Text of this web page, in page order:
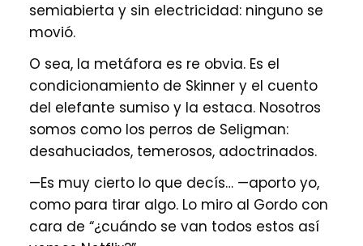
semiabierta y sin electricidad: ninguno se
movió.
O sea, la metáfora es re obvia. Es el
condicionamiento de Skinner y el cuento
del elefante sumiso y la estaca. Nosotros
somos como los perros de Seligman:
desahuciados, temerosos, adoctrinados.
—Es muy cierto lo que decís… —aporto yo,
como para tirar algo. Lo miro al Gordo con
cara de “¿cuándo se van todos estos así